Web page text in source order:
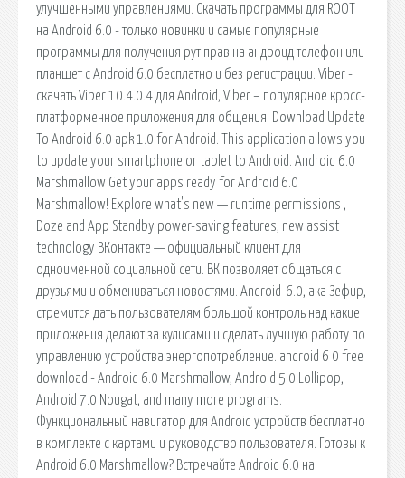
улучшенными управлениями. Скачать программы для ROOT
на Android 6.0 - только новинки и самые популярные
программы для получения рут прав на андроид телефон или
планшет с Android 6.0 бесплатно и без регистрации. Viber -
скачать Viber 10.4.0.4 для Android, Viber – популярное кросс-
платформенное приложения для общения. Download Update
To Android 6.0 apk 1.0 for Android. This application allows you
to update your smartphone or tablet to Android. Android 6.0
Marshmallow Get your apps ready for Android 6.0
Marshmallow! Explore what's new — runtime permissions ,
Doze and App Standby power-saving features, new assist
technology ВКонтакте — официальный клиент для
одноименной социальной сети. ВК позволяет общаться с
друзьями и обмениваться новостями. Android-6.0, ака Зефир,
стремится дать пользователям большой контроль над какие
приложения делают за кулисами и сделать лучшую работу по
управлению устройства энергопотребление. android 6 0 free
download - Android 6.0 Marshmallow, Android 5.0 Lollipop,
Android 7.0 Nougat, and many more programs.
Функциональный навигатор для Android устройств бесплатно
в комплекте с картами и руководство пользователя. Готовы к
Android 6.0 Marshmallow? Встречайте Android 6.0 на